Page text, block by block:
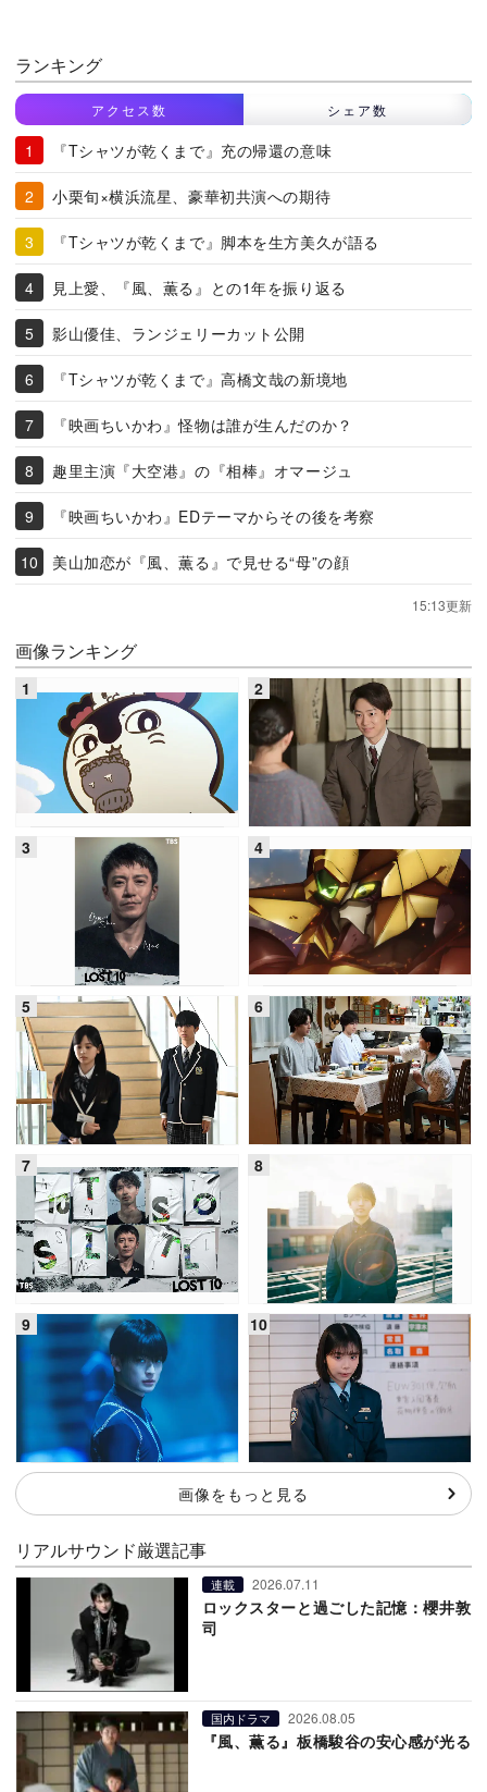
ランキング
アクセス数 シェア数
『Tシャツが乾くまで』充の帰還の意味
小栗旬×横浜流星、豪華初共演への期待
『Tシャツが乾くまで』脚本を生方美久が語る
見上愛、『風、薫る』との1年を振り返る
影山優佳、ランジェリーカット公開
『Tシャツが乾くまで』高橋文哉の新境地
『映画ちいかわ』怪物は誰が生んだのか？
趣里主演『大空港』の『相棒』オマージュ
『映画ちいかわ』EDテーマからその後を考察
美山加恋が『風、薫る』で見せる“母”の顔
15:13更新
画像ランキング
画像をもっと見る
リアルサウンド厳選記事
連載 2026.07.11
ロックスターと過ごした記憶：櫻井敦
司
国内ドラマ 2026.08.05
『風、薫る』板橋駿谷の安心感が光る